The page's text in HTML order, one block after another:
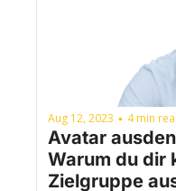
Aug 12, 2023 • 4 min
Avatar
Warum du dir
Zielgruppe